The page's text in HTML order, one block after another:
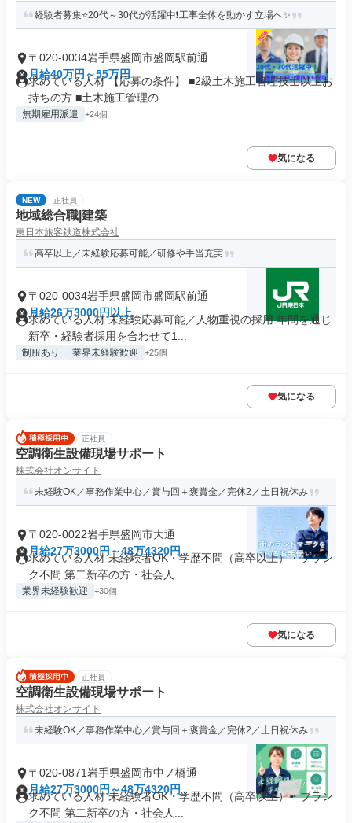
経験者募集⭐20代～30代が活躍中❗工事全体を動かす立場へ✨
〒020-0034岩手県盛岡市盛岡駅前通
月給40万円～55万円
求めている人材 【応募の条件】 ■2級土木施工管理技士以上お
持ちの方 ■土木施工管理の...
無期雇用派遣 +24個
気になる
NEW 正社員
地域総合職|建築
東日本旅客鉄道株式会社
高卒以上／未経験応募可能／研修や手当充実
〒020-0034岩手県盛岡市盛岡駅前通
月給26万3000円以上
求めている人材 未経験応募可能／人物重視の採用 年間を通じ
新卒・経験者採用を合わせて1...
制服あり 業界未経験歓迎 +25個
気になる
正社員
空調衛生設備現場サポート
株式会社オンサイト
未経験OK／事務作業中心／賞与回＋褒賞金／完休2／土日祝休み
〒020-0022岩手県盛岡市大通
月給27万3000円～48万4320円
求めている人材 未経験者OK・学歴不問（高卒以上）・ブラン
ク不問 第二新卒の方・社会人...
業界未経験歓迎 +30個
気になる
正社員
空調衛生設備現場サポート
株式会社オンサイト
未経験OK／事務作業中心／賞与回＋褒賞金／完休2／土日祝休み
〒020-0871岩手県盛岡市中ノ橋通
月給27万3000円～48万4320円
求めている人材 未経験者OK・学歴不問（高卒以上）・ブラン
ク不問 第二新卒の方・社会人...